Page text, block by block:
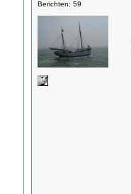
Berichten: 59